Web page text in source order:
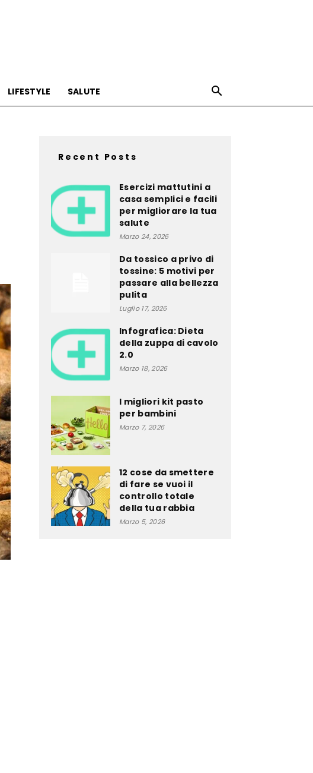
LIFESTYLE SALUTE
Recent Posts
Esercizi mattutini a
casa semplici e facili
per migliorare la tua
salute
Marzo 24, 2026
Da tossico a privo di
tossine: 5 motivi per
passare alla bellezza
pulita
Luglio 17, 2026
Infografica: Dieta
della zuppa di cavolo
2.0
Marzo 18, 2026
I migliori kit pasto
per bambini
Marzo 7, 2026
12 cose da smettere
di fare se vuoi il
controllo totale
della tua rabbia
Marzo 5, 2026